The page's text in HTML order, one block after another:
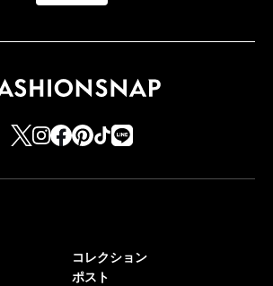
コレクション
ポスト